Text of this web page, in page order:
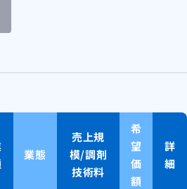
業態
売上規
模/調剤
技術料
希
望
価
額
詳
細